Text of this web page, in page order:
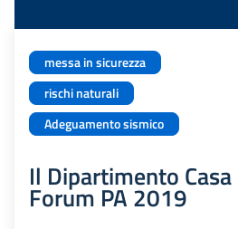
messa in sicurezza
rischi naturali
Adeguamento sismico
Il Dipartimento
Forum PA 2019